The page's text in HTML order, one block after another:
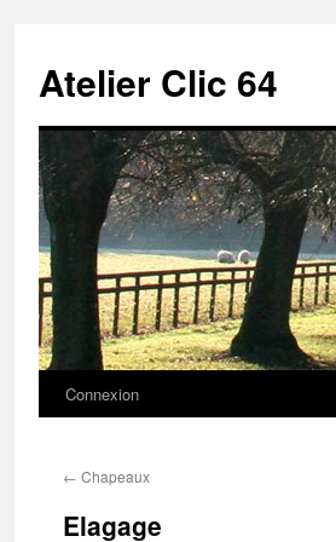
contenu
Atelier Clic 64
Connexion
← Chapeaux
Elagage